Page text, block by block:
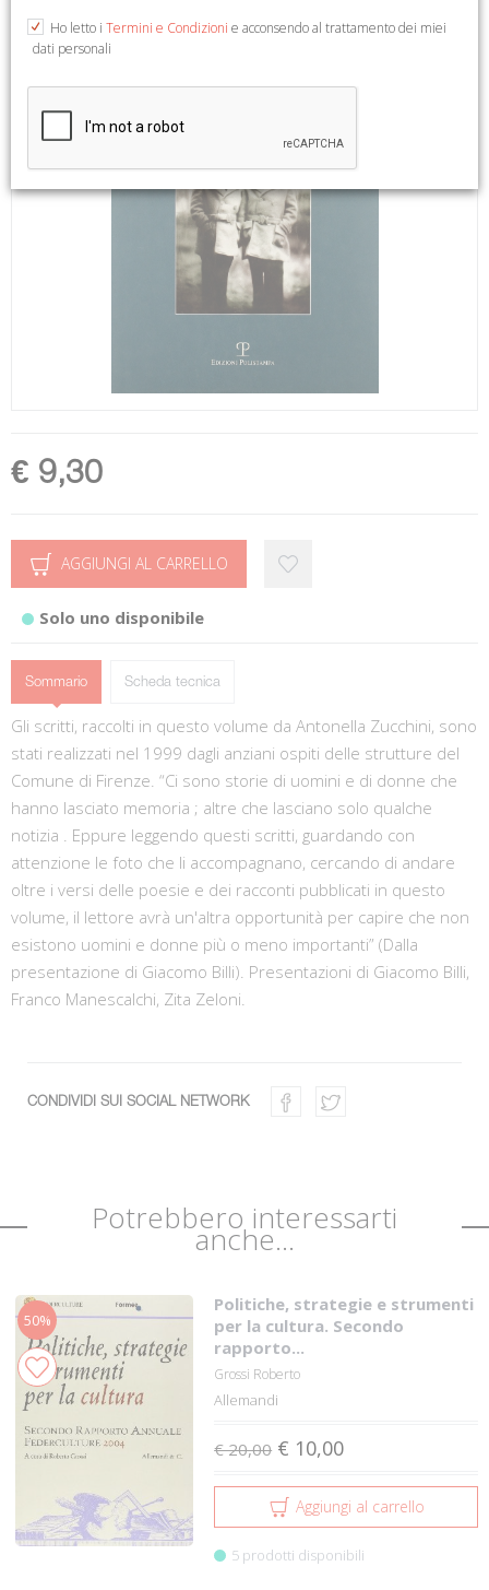
€ 9,30
AGGIUNGI AL CARRELLO
Solo uno disponibile
Sommario Scheda tecnica
Gli scritti, raccolti in questo volume da Antonella Zucchini, sono
stati realizzati nel 1999 dagli anziani ospiti delle strutture del
Comune di Firenze. “Ci sono storie di uomini e di donne che
hanno lasciato memoria ; altre che lasciano solo qualche
notizia . Eppure leggendo questi scritti, guardando con
attenzione le foto che li accompagnano, cercando di andare
oltre i versi delle poesie e dei racconti pubblicati in questo
volume, il lettore avrà un'altra opportunità per capire che non
esistono uomini e donne più o meno importanti” (Dalla
presentazione di Giacomo Billi). Presentazioni di Giacomo Billi,
Franco Manescalchi, Zita Zeloni.
CONDIVIDI SUI SOCIAL NETWORK
Potrebbero interessarti
anche...
50%
Politiche, strategie e strumenti
per la cultura. Secondo
rapporto...
Grossi Roberto
Allemandi
€ 20,00 € 10,00
Aggiungi al carrello
5 prodotti disponibili
Ho letto i Termini e Condizioni e acconsendo al trattamento dei miei
dati personali